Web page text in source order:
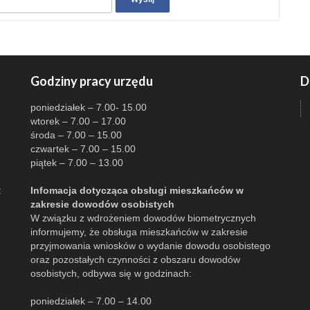
Godziny pracy urzędu
poniedziałek – 7.00- 15.00
wtorek – 7.00 – 17.00
środa – 7.00 – 15.00
czwartek – 7.00 – 15.00
piątek – 7.00 – 13.00
Infomacja dotycząca obsługi mieszkańców w
zakresie dowodów osobistych
W związku z wdrożeniem dowodów biometrycznych
informujemy, że obsługa mieszkańców w zakresie
przyjmowania wniosków o wydanie dowodu osobistego
oraz pozostałych czynności z obszaru dowodów
osobistych, odbywa się w godzinach:
poniedziałek – 7.00 – 14.00